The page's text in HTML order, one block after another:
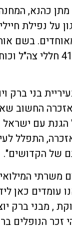
כהנא,
על נפילת
בשם
עומד כאן היום ומצדיע
בני
החשוב
עם ישראל
התפלל
של הקדושים".
משרתי
עומדים כאן
, מבני ברק
הנופלים